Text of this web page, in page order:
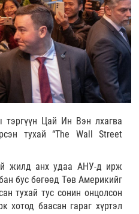
тэргүүн Цай Ин Вэн лхагва
тухай “The Wall Street
жилд анх удаа АНУ-д ирж
бус бөгөөд Төв Америкийг
тухай тус сонин онцолсон
баасан гараг хүртэл